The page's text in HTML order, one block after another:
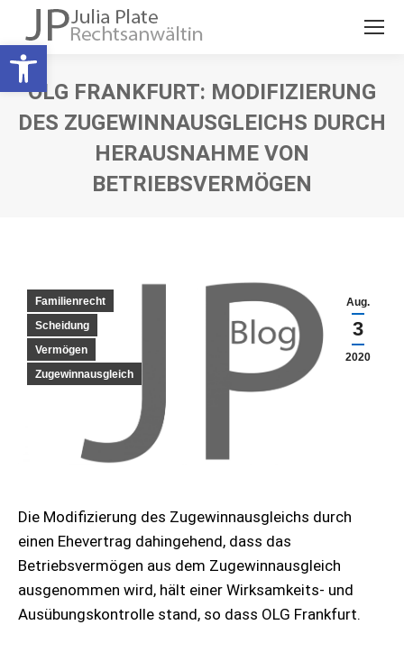
Open toolbar
OLG FRANKFURT: MODIFIZIERUNG
DES ZUGEWINNAUSGLEICHS DURCH
HERAUSNAHME VON
BETRIEBSVERMÖGEN
Aug.
3
2020
Familienrecht
Scheidung
Vermögen
Zugewinnausgleich
Die Modifizierung des Zugewinnausgleichs durch
einen Ehevertrag dahingehend, dass das
Betriebsvermögen aus dem Zugewinnausgleich
ausgenommen wird, hält einer Wirksamkeits- und
Ausübungskontrolle stand, so dass OLG Frankfurt.